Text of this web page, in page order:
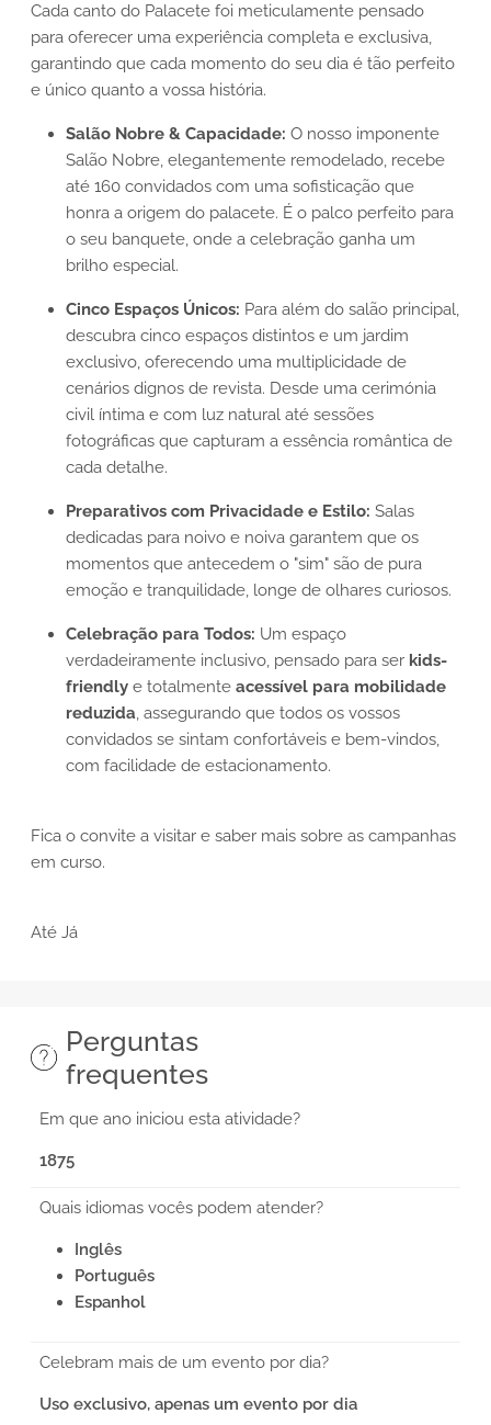
Cada canto do Palacete foi meticulamente pensado
para oferecer uma experiência completa e exclusiva,
garantindo que cada momento do seu dia é tão perfeito
e único quanto a vossa história.
Salão Nobre & Capacidade: O nosso imponente
Salão Nobre, elegantemente remodelado, recebe
até 160 convidados com uma sofisticação que
honra a origem do palacete. É o palco perfeito para
o seu banquete, onde a celebração ganha um
brilho especial.
Cinco Espaços Únicos: Para além do salão principal,
descubra cinco espaços distintos e um jardim
exclusivo, oferecendo uma multiplicidade de
cenários dignos de revista. Desde uma cerimónia
civil íntima e com luz natural até sessões
fotográficas que capturam a essência romântica de
cada detalhe.
Preparativos com Privacidade e Estilo: Salas
dedicadas para noivo e noiva garantem que os
momentos que antecedem o "sim" são de pura
emoção e tranquilidade, longe de olhares curiosos.
Celebração para Todos: Um espaço
verdadeiramente inclusivo, pensado para ser kids-
friendly e totalmente acessível para mobilidade
reduzida, assegurando que todos os vossos
convidados se sintam confortáveis e bem-vindos,
com facilidade de estacionamento.
Fica o convite a visitar e saber mais sobre as campanhas
em curso.
Até Já
Perguntas
frequentes
Em que ano iniciou esta atividade?
1875
Quais idiomas vocês podem atender?
Inglês
Português
Espanhol
Celebram mais de um evento por dia?
Uso exclusivo, apenas um evento por dia